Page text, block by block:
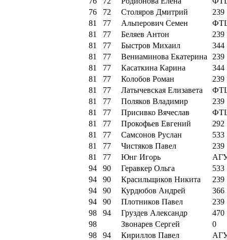
76
72 Столяров Дмитрий
239
81
77 Альперович Семен
81
77 Беляев Антон
239
81
77 Быстров Михаил
344
81
77 Вениаминова Екатерина
239
81
77 Касаткина Карина
344
81
77 Колобов Роман
239
81
77 Латычевская Елизавета
81
77 Поляков Владимир
239
81
77 Присивко Вячеслав
81
77 Прокофьев Евгений
292
81
77 Самсонов Руслан
533
81
77 Чистяков Павел
239
81
77 Юнг Игорь
94
90 Геравкер Ольга
533
94
90 Красильщиков Никита
239
94
90 Курдюбов Андрей
366
94
90 Плотников Павел
239
98
94 Груздев Александр
470
98
Звонарев Сергей
0
98
94 Кириллов Павел